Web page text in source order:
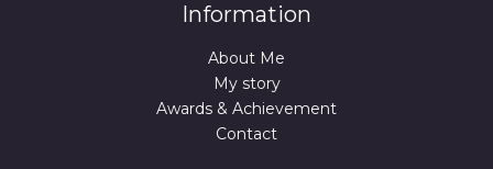
Information
About Me
My story
Awards & Achievement
Contact